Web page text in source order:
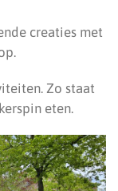
creaties met
Zo staat
eten.